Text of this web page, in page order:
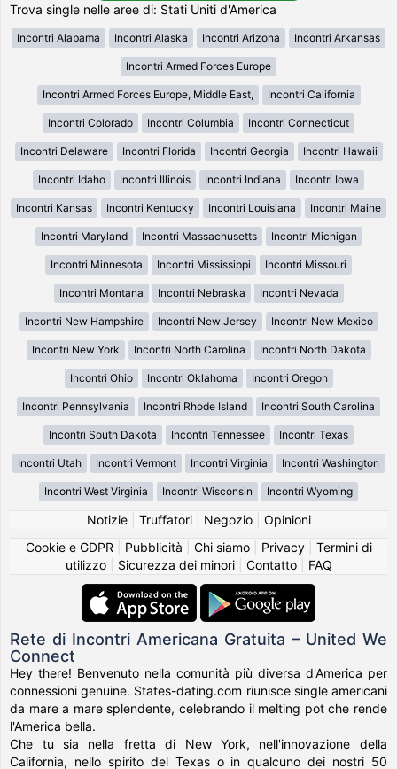
Trova single nelle aree di: Stati Uniti d'America
Incontri Alabama Incontri Alaska Incontri Arizona Incontri Arkansas
Incontri Armed Forces Europe
Incontri Armed Forces Europe, Middle East, Incontri California
Incontri Colorado Incontri Columbia Incontri Connecticut
Incontri Delaware Incontri Florida Incontri Georgia Incontri Hawaii
Incontri Idaho Incontri Illinois Incontri Indiana Incontri Iowa
Incontri Kansas Incontri Kentucky Incontri Louisiana Incontri Maine
Incontri Maryland Incontri Massachusetts Incontri Michigan
Incontri Minnesota Incontri Mississippi Incontri Missouri
Incontri Montana Incontri Nebraska Incontri Nevada
Incontri New Hampshire Incontri New Jersey Incontri New Mexico
Incontri New York Incontri North Carolina Incontri North Dakota
Incontri Ohio Incontri Oklahoma Incontri Oregon
Incontri Pennsylvania Incontri Rhode Island Incontri South Carolina
Incontri South Dakota Incontri Tennessee Incontri Texas
Incontri Utah Incontri Vermont Incontri Virginia Incontri Washington
Incontri West Virginia Incontri Wisconsin Incontri Wyoming
Notizie| Truffatori| Negozio| Opinioni
Cookie e GDPR
Pubblicità Chi siamo| Privacy| Termini di
utilizzo| Sicurezza dei minori| Contatto| FAQ
Rete di Incontri Americana Gratuita – United We
Connect
Hey there! Benvenuto nella comunità più diversa d'America per
connessioni genuine. States-dating.com riunisce single americani
da mare a mare splendente, celebrando il melting pot che rende
l'America bella.
Che tu sia nella fretta di New York, nell'innovazione della
California, nello spirito del Texas o in qualcuno dei nostri 50